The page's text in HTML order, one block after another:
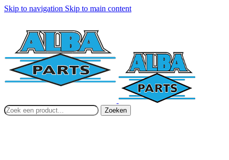
Skip to navigation Skip to main content
Zoeken